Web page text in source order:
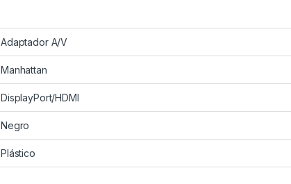
Adaptador A/V
Manhattan
DisplayPort/HDMI
Negro
Plástico